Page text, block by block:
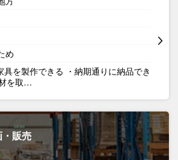
め
具を製作できる ・納期通りに納品でき
を取…
販売